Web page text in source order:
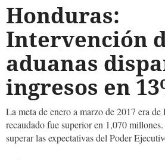
Honduras:
Intervención
aduanas
ingresos en
La meta de enero a marzo de 2017 era
recaudado fue superior en 1,070
superar las expectativas del Poder